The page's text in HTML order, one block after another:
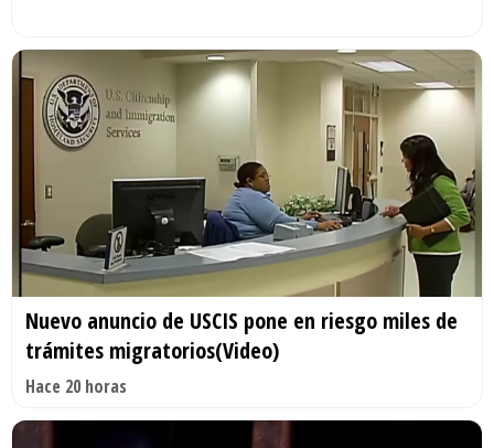
Nuevo anuncio de USCIS pone en riesgo miles de
trámites migratorios(Video)
Hace 20 horas